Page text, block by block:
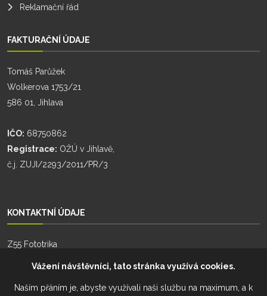
Reklamační řád
FAKTURAČNÍ ÚDAJE
Tomáš Parůžek
Wolkerova 1753/21
586 01, Jihlava
IČO: 68750862
Registrace: OŽÚ v Jihlavě,
č.j. ZUJI/2293/2011/PR/3
KONTAKTNÍ ÚDAJE
Z55 Fototrika
Vážení návštěvníci, tato stránka využívá cookies.
Naším přáním je, abyste využívali naši službu na maximum, a k